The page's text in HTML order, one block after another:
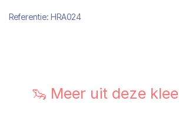
Referentie: HRA024
🦦 Meer uit deze